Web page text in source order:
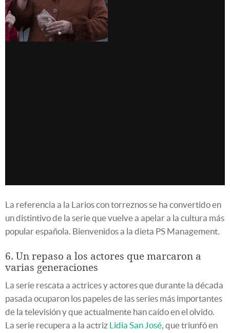
La referencia a la Larios con torreznos se ha convertido en
un distintivo de la serie que vuelve a apelar a la cultura más
popular española. Bienvenidos a la dieta PS Management.
6. Un repaso a los actores que marcaron a
varias generaciones
La serie rescata a actrices y actores que durante la década
pasada ocuparon los papeles de las series más importantes
de la televisión y que actualmente han caído en el olvido.
La serie recupera a la actriz Lidia San José, que triunfó en